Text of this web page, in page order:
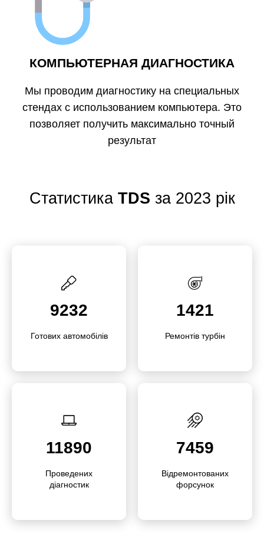
КОМПЬЮТЕРНАЯ ДИАГНОСТИКА
Мы проводим диагностику на специальных
стендах с использованием компьютера. Это
позволяет получить максимально точный
результат
Статистика TDS за 2023 рік
9232
Готових автомо­білів
1421
Ремонтів турбін
11890
Прове­дених
діагностик
7459
Відремон­това­них
форсунок